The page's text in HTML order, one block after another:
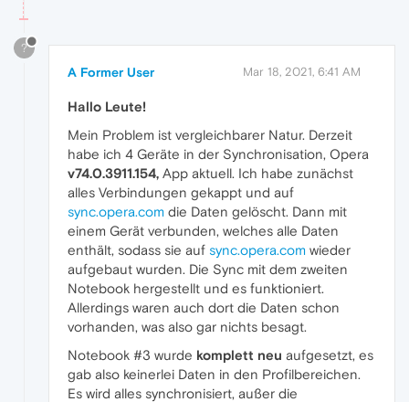
?
A Former User Mar 18, 2021, 6:41 AM
Hallo Leute!
Mein Problem ist vergleichbarer Natur. Derzeit
habe ich 4 Geräte in der Synchronisation, Opera
v74.0.3911.154, App aktuell. Ich habe zunächst
alles Verbindungen gekappt und auf
sync.opera.com die Daten gelöscht. Dann mit
einem Gerät verbunden, welches alle Daten
enthält, sodass sie auf sync.opera.com wieder
aufgebaut wurden. Die Sync mit dem zweiten
Notebook hergestellt und es funktioniert.
Allerdings waren auch dort die Daten schon
vorhanden, was also gar nichts besagt.
Notebook #3 wurde komplett neu aufgesetzt, es
gab also keinerlei Daten in den Profilbereichen.
Es wird alles synchronisiert, außer die